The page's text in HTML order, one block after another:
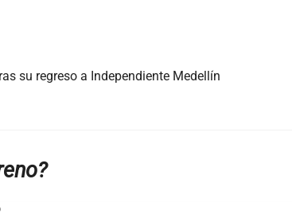
su regreso a Independiente Medellín